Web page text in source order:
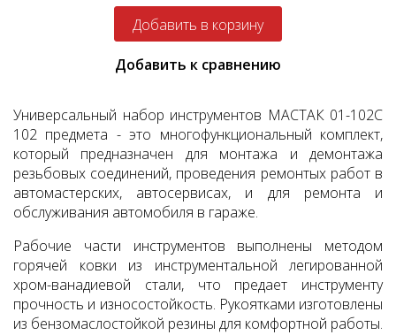
Добавить к сравнению
Универсальный набор инструментов МАСТАК 01-102C
102 предмета - это многофункциональный комплект,
который предназначен для монтажа и демонтажа
резьбовых соединений, проведения ремонтых работ в
автомастерских, автосервисах, и для ремонта и
обслуживания автомобиля в гараже.
Рабочие части инструментов выполнены методом
горячей ковки из инструментальной легированной
хром-ванадиевой стали, что предает инструменту
прочность и износостойкость. Рукоятками изготовлены
из бензомаслостойкой резины для комфортной работы.